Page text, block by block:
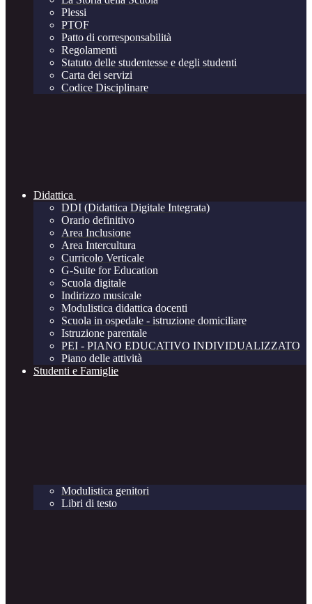
Plessi
PTOF
Patto di corresponsabilità
Regolamenti
Statuto delle studentesse e degli studenti
Carta dei servizi
Codice Disciplinare
Didattica
DDI (Didattica Digitale Integrata)
Orario definitivo
Area Inclusione
Area Intercultura
Curricolo Verticale
G-Suite for Education
Scuola digitale
Indirizzo musicale
Modulistica didattica docenti
Scuola in ospedale - istruzione domiciliare
Istruzione parentale
PEI - PIANO EDUCATIVO INDIVIDUALIZZATO
Piano delle attività
Studenti e Famiglie
Modulistica genitori
Libri di testo